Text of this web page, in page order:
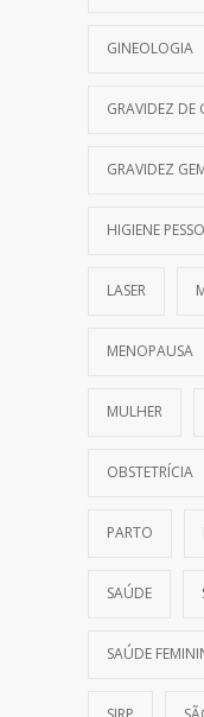
GINEOLOGIA
GRAVIDEZ DE
GRAVIDEZ
HIGIENE
LASER
MENOPAUSA
MULHER
OBSTETRÍCIA
PARTO
SAÚDE
SAÚDE